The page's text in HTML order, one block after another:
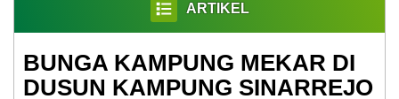
Desa
ARTIKEL
BUNGA KAMPUNG MEKAR DI
DUSUN KAMPUNG SINARREJO